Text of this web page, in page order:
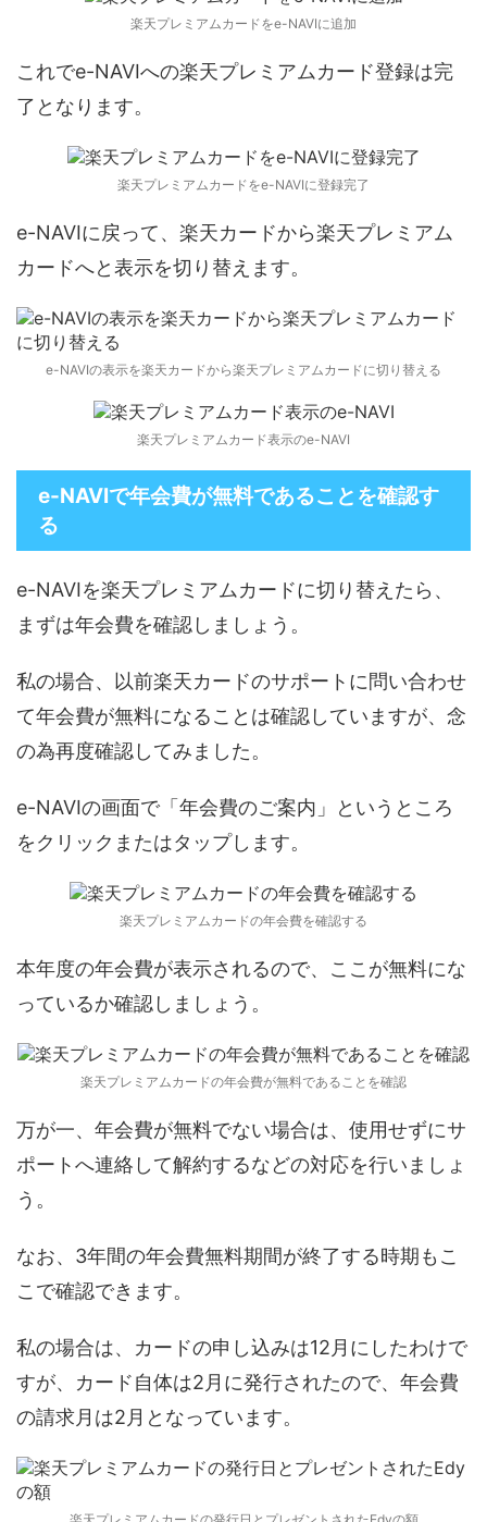
楽天プレミアムカードをe-NAVIに追加
これでe-NAVIへの楽天プレミアムカード登録は完
了となります。
楽天プレミアムカードをe-NAVIに登録完了
e-NAVIに戻って、楽天カードから楽天プレミアム
カードへと表示を切り替えます。
e-NAVIの表示を楽天カードから楽天プレミアムカードに切り替える
楽天プレミアムカード表示のe-NAVI
e-NAVIで年会費が無料であることを確認す
る
e-NAVIを楽天プレミアムカードに切り替えたら、
まずは年会費を確認しましょう。
私の場合、以前楽天カードのサポートに問い合わせ
て年会費が無料になることは確認していますが、念
の為再度確認してみました。
e-NAVIの画面で「年会費のご案内」というところ
をクリックまたはタップします。
楽天プレミアムカードの年会費を確認する
本年度の年会費が表示されるので、ここが無料にな
っているか確認しましょう。
楽天プレミアムカードの年会費が無料であることを確認
万が一、年会費が無料でない場合は、使用せずにサ
ポートへ連絡して解約するなどの対応を行いましょ
う。
なお、3年間の年会費無料期間が終了する時期もこ
こで確認できます。
私の場合は、カードの申し込みは12月にしたわけで
すが、カード自体は2月に発行されたので、年会費
の請求月は2月となっています。